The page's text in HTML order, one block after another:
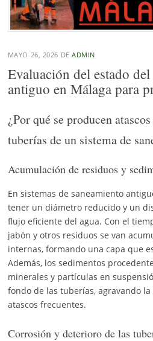
MAYO 26, 2026 DEADMIN
Evaluación del estado
antiguo en Málaga para
¿Por qué se producen
tuberías de un sistema de
Acumulación de residuos y
En sistemas de saneamiento
tener un diámetro reducido y un
flujo eficiente del agua. Con el
jabón y otros residuos se van
internas, formando una capa que
Además, los sedimentos
minerales y partículas en
fondo de las tuberías, agravando
atascos frecuentes.
Corrosión y deterioro de las